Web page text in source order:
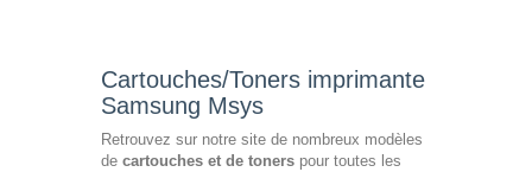
Cartouches/Toners imprimante
Samsung Msys
Retrouvez sur notre site de nombreux modèles
de cartouches et de toners pour toutes les